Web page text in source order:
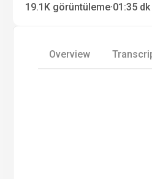
19.1K görüntüleme·01:35 dk
Overview